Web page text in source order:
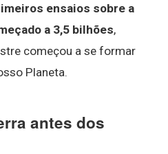
ensaios sobre a
a 3,5 bilhões,
começou a se formar
Planeta.
antes dos